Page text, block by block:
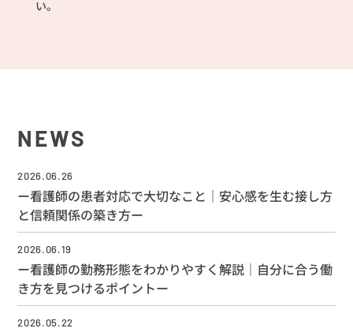
い。
NEWS
2026.06.26
ー看護師の患者対応で大切なこと｜安心感を生む接し方
と信頼関係の築き方ー
2026.06.19
ー看護師の勤務形態をわかりやすく解説｜自分に合う働
き方を見つけるポイントー
2026.05.22